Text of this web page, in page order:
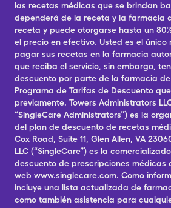
las recetas médicas que se brindan
dependerá de la receta y la farmacia
receta y puede otorgarse hasta un
el precio en efectivo. Usted es el único
pagar sus recetas en la farmacia
que reciba el servicio, sin embargo,
descuento por parte de la farmacia
Programa de Tarifas de Descuento
previamente. Towers Administrators
“SingleCare Administrators”) es la
del plan de descuento de recetas
Cox Road, Suite 11, Glen Allen, VA
LLC (“SingleCare”) es la
descuento de prescripciones médicas
web www.singlecare.com. Como
incluye una lista actualizada de
como también asistencia para